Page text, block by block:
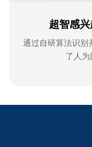
ROI）定位
骨远端1/3处，减少